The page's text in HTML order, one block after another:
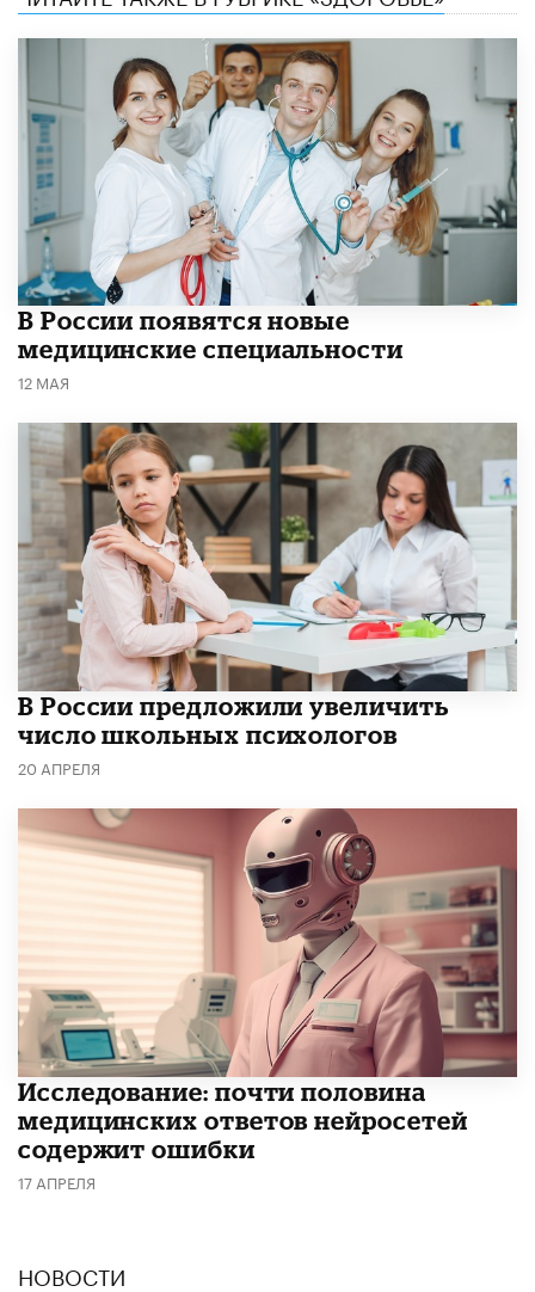
В России появятся новые
медицинские специальности
12 МАЯ
В России предложили увеличить
число школьных психологов
20 АПРЕЛЯ
Исследование: почти половина
медицинских ответов нейросетей
содержит ошибки
17 АПРЕЛЯ
НОВОСТИ